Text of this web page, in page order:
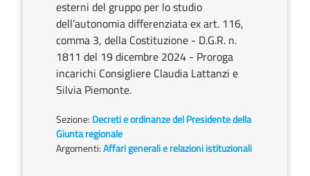
esterni del gruppo per lo studio
dell’autonomia differenziata ex art. 116,
comma 3, della Costituzione - D.G.R. n.
1811 del 19 dicembre 2024 - Proroga
incarichi Consigliere Claudia Lattanzi e
Silvia Piemonte.
Sezione: Decreti e ordinanze del Presidente della
Giunta regionale
Argomenti:Affari generali e relazioni istituzionali